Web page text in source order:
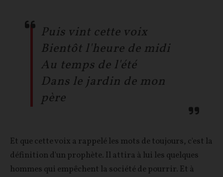
Puis vint cette voix
Bientôt l'heure de midi
Au temps de l'été
Dans le jardin de mon
père
Et que cette voix a rappelé les mots de toujours, c'est la
définition d'un prophète. Il attira à lui les quelques
hommes qui empêchent la société de pourrir. Et à